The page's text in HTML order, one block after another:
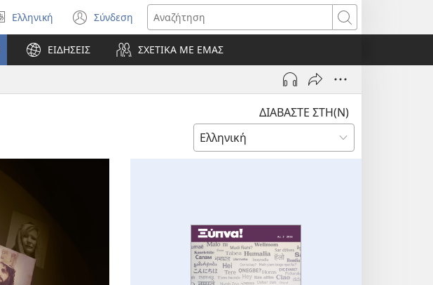
Επιλέξτε
γλώσσα
Ελληνική Σύνδεση
(ανοίγει
νέο
παράθυρο)
Αναζήτηση
ΕΙΔΗΣΕΙΣ ΣΧΕΤΙΚΑ ΜΕ ΕΜΑΣ
ΔΙΑΒΑΣΤΕ ΣΤΗ(Ν)